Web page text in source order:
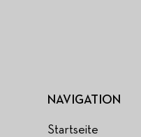
NAVIGATION
Startseite